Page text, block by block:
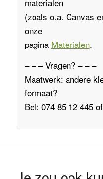
materialen
(zoals o.a. Canvas
onze
pagina Materialen.
– – – Vragen? – – –
Maatwerk: andere
formaat?
Bel: 074 85 12 445